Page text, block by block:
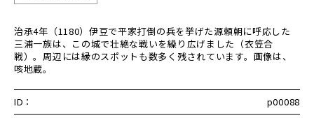
治承4年（1180）伊豆で平家打倒の兵を挙げた源頼朝に呼応した
三浦一族は、この城で壮絶な戦いを繰り広げました（衣笠合
戦）。周辺には縁のスポットも数多く残されています。画像は、
咳地蔵。
ID：
p00088